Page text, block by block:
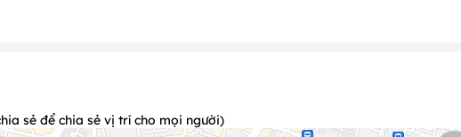
)
sẻ để chia sẻ vị trí cho mọi người)